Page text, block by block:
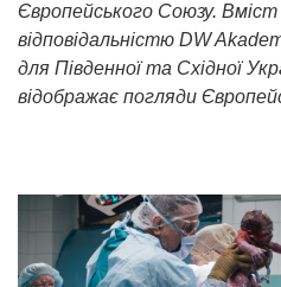
Європейського Союзу. Вміст
відповідальністю DW
для Південної та Східної
відображає погляди